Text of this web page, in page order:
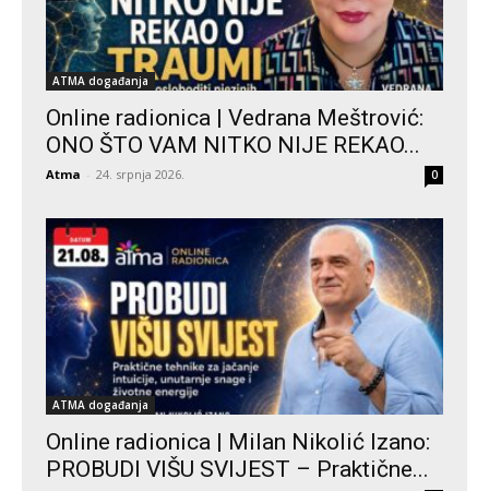
ATMA događanja
Online radionica | Vedrana Meštrović:
ONO ŠTO VAM NITKO NIJE REKAO...
Atma - 24. srpnja 2026. 0
ATMA događanja
Online radionica | Milan Nikolić Izano:
PROBUDI VIŠU SVIJEST – Praktične...